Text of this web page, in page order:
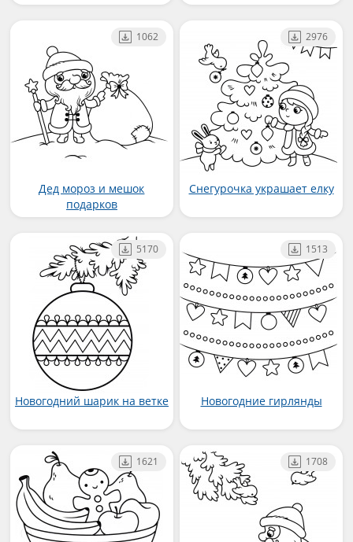
Дед мороз и мешок
подарков
1062
Снегурочка украшает елку
2976
Новогодний шарик на ветке
5170
Новогодние гирлянды
1513
1621 1708